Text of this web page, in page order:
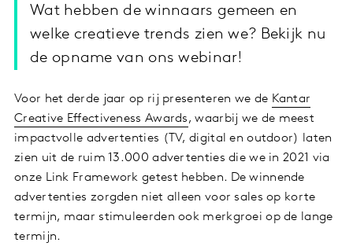
Wat hebben de winnaars gemeen en
welke creatieve trends zien we? Bekijk nu
de opname van ons webinar!
Voor het derde jaar op rij presenteren we de Kantar
Creative Effectiveness Awards, waarbij we de meest
impactvolle advertenties (TV, digital en outdoor) laten
zien uit de ruim 13.000 advertenties die we in 2021 via
onze Link Framework getest hebben. De winnende
advertenties zorgden niet alleen voor sales op korte
termijn, maar stimuleerden ook merkgroei op de lange
termijn.